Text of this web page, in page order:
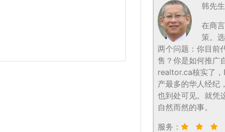
韩先生
在商
策。
两个问题：你目前
售？你是如何推广
realtor.ca核实了
产最多的华人经纪
也到处可见。就凭
自然而然的事。
服务：